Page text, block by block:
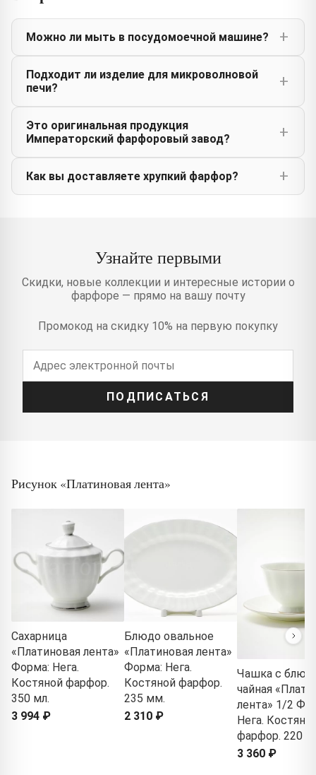
Можно ли мыть в посудомоечной машине?
Подходит ли изделие для микроволновой
печи?
Это оригинальная продукция
Императорский фарфоровый завод?
Как вы доставляете хрупкий фарфор?
Узнайте первыми
Скидки, новые коллекции и интересные истории о
фарфоре — прямо на вашу почту
Промокод на скидку 10% на первую покупку
ПОДПИСАТЬСЯ
Рисунок «Платиновая лента»
Сахарница
«Платиновая лента»
Форма: Нега.
Костяной фарфор.
350 мл.
3 994 ₽
Блюдо овальное
«Платиновая лента»
Форма: Нега.
Костяной фарфор.
235 мм.
2 310 ₽
Чашка с
чайная
лента» 1/2
Нега.
фарфор. 220
3 360 ₽